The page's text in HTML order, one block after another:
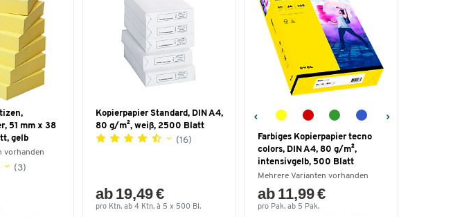
51 mm x 38
gelb
vorhanden
(3)
Kopierpapier Standard, DIN A4,
80 g/m², weiß, 2500 Blatt
(16)
ab 19,49 €
pro Ktn. ab 4 Ktn. à 5 x 500 Bl.
Farbiges Kopierpapier tecno
colors, DIN A4, 80 g/m²,
intensivgelb, 500 Blatt
Mehrere Varianten vorhanden
ab 11,99 €
pro Pak. ab 5 Pak.